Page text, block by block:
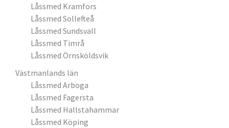
Låssmed Kramfors
Låssmed Sollefteå
Låssmed Sundsvall
Låssmed Timrå
Låssmed Örnsköldsvik
Västmanlands län
Låssmed Arboga
Låssmed Fagersta
Låssmed Hallstahammar
Låssmed Köping